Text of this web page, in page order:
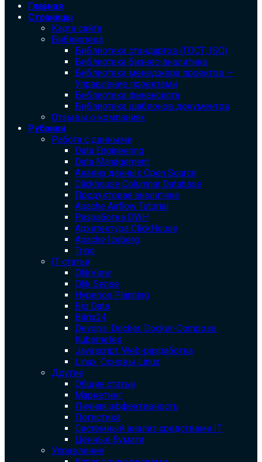
Главная
Страницы
Карта сайта
Библиотека
Библиотека cтандартов (ГОСТ, ISO)
Библиотека бизнес-аналитика
Библиотека менеджера проектов —
Управление проектами
Библиотека финансиста
Библиотека шаблонов документов
Отзывы о компаниях
Рубрики
Работа с данными
Data Engineering
Data Management
Анализ данных Open Source
Clickhouse Columnar Database
Продуктовая аналитика
Apache Airflow Tutorial
Разработка DWH
Архитектура ClickHouse
Apache Iceberg
Trino
IT статьи
QlikView
Qlik Sense
Hyperion Planning
Big Data
Bitrix24
Devops. Docker. Docker-Compose.
Kubernetes
Javascript. Web-разработка
Linux. Основы Linux
Другие
Общие статьи
Маркетинг
Личная эффективность
Логистика
Системный анализ средствами IT
Ценные бумаги
Управление